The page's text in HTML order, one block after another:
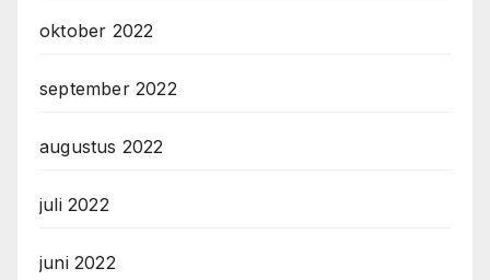
oktober 2022
september 2022
augustus 2022
juli 2022
juni 2022